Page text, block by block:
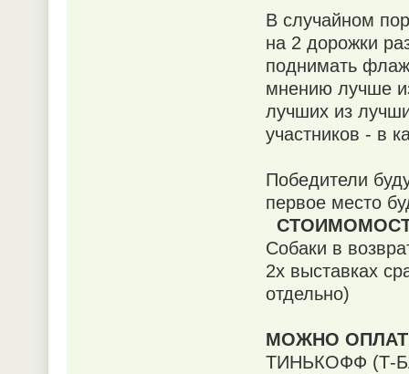
В случайном
на 2 дорожки
поднимать
мнению лучше
лучших из
участников - в
Победители
первое место
Собаки в
2х выставках
отдельно)
МОЖНО
ТИНЬКОФФ (Т-